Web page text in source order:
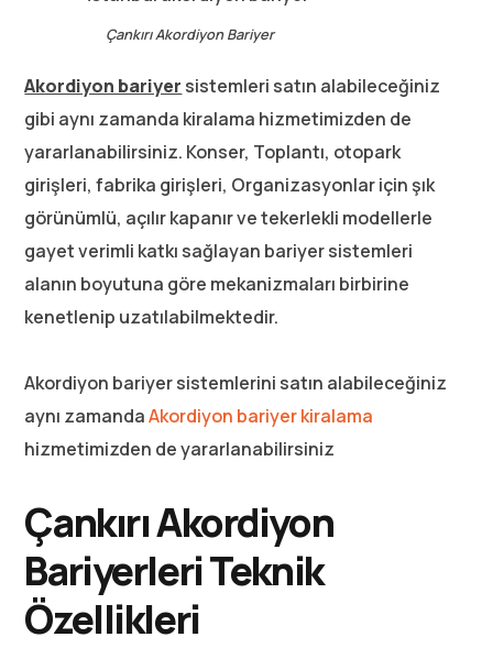
Çankırı Akordiyon Bariyer
Akordiyon bariyer sistemleri satın alabileceğiniz
gibi aynı zamanda kiralama hizmetimizden de
yararlanabilirsiniz. Konser, Toplantı, otopark
girişleri, fabrika girişleri, Organizasyonlar için şık
görünümlü, açılır kapanır ve tekerlekli modellerle
gayet verimli katkı sağlayan bariyer sistemleri
alanın boyutuna göre mekanizmaları birbirine
kenetlenip uzatılabilmektedir.
Akordiyon bariyer sistemlerini satın alabileceğiniz
aynı zamandaAkordiyon bariyer kiralama
hizmetimizden de yararlanabilirsiniz
Çankırı Akordiyon
Bariyerleri Teknik
Özellikleri